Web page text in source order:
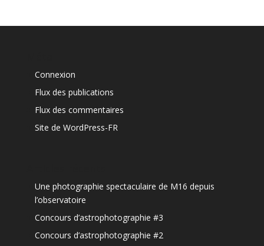
Connexion
Flux des publications
Flux des commentaires
Site de WordPress-FR
Une photographie spectaculaire de M16 depuis
l’observatoire
Concours d’astrophotographie #3
Concours d’astrophotographie #2